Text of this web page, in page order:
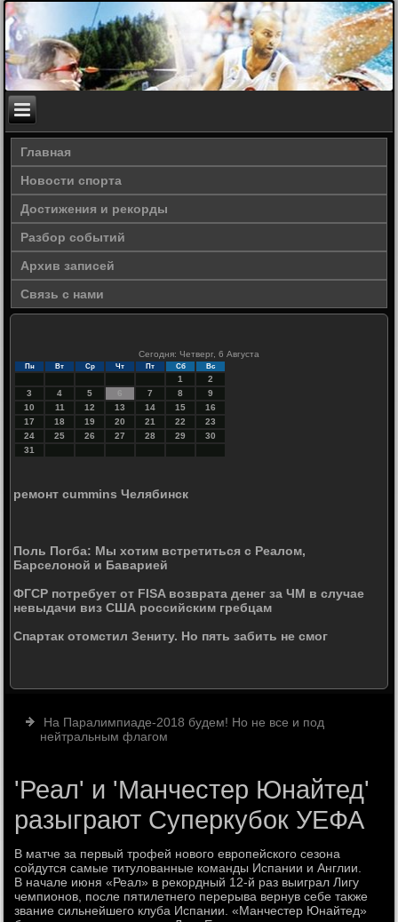
Главная
Новости спорта
Достижения и рекорды
Разбор событий
Архив записей
Связь с нами
Сегодня: Четверг, 6 Августа
Пн Вт Ср Чт Пт Сб Вс
1
2
3
4 5 6 7 8
9
10
11 12 13 14 15
16
17
18 19 20 21 22
23
24
25 26 27 28 29
30
31
ремонт cummins Челябинск
Поль Погба: Мы хотим встретиться с Реалом,
Барселоной и Баварией
ФГСР потребует от FISA возврата денег за ЧМ в случае
невыдачи виз США российским гребцам
Спартак отомстил Зениту. Но пять забить не смог
На Паралимпиаде-2018 будем! Но не все и под
нейтральным флагом
'Реал' и 'Манчестер Юнайтед'
разыграют Суперкубок УЕФА
В матче за первый трофей нового европейского сезона
сойдутся самые титулованные команды Испании и Англии.
В начале июня «Реал» в рекордный 12-й раз выиграл Лигу
чемпионов, после пятилетнего перерыва вернув себе также
звание сильнейшего клуба Испании. «Манчестер Юнайтед»